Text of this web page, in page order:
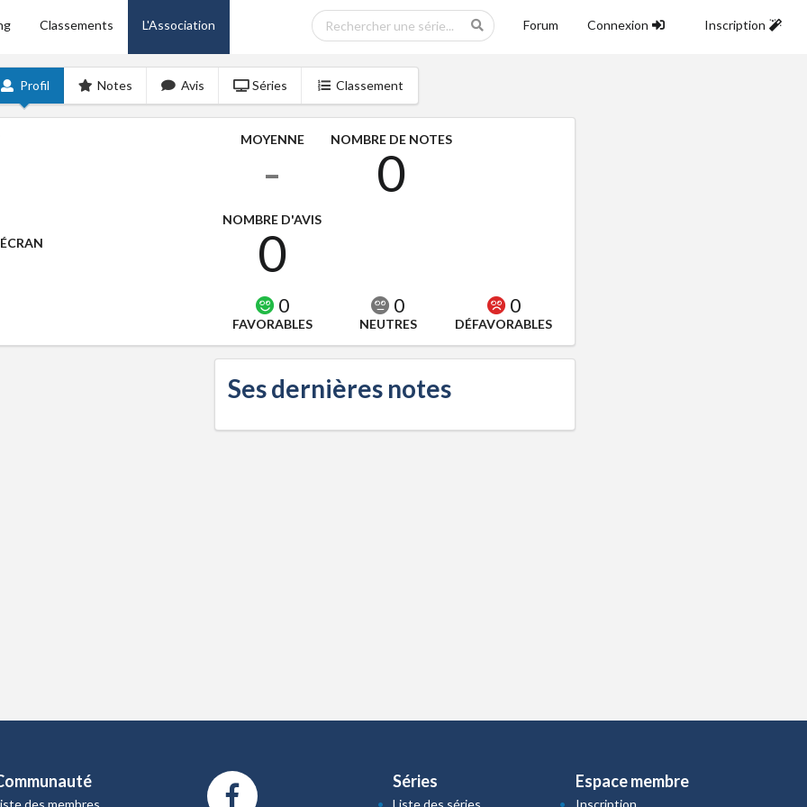
Classements L'Association Forum Connexion Inscription
Profil Notes Avis Séries Classement
MOYENNE
-
NOMBRE DE NOTES
0
NOMBRE D'AVIS
0
0
FAVORABLES
0
NEUTRES
0
DÉFAVORABLES
Ses dernières notes
des membres
Séries
Liste des séries
Espace membre
Inscription